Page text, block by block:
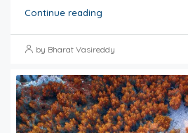
Continue reading
by Bharat Vasireddy